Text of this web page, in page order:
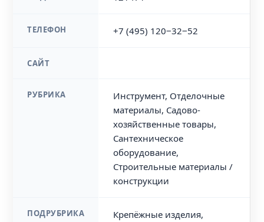
ТЕЛЕФОН +7 (495) 120‒32‒52
САЙТ
РУБРИКА
Инструмент, Отделочные
материалы, Садово-
хозяйственные товары,
Сантехническое
оборудование,
Строительные материалы /
конструкции
ПОДРУБРИКА
Крепёжные изделия,